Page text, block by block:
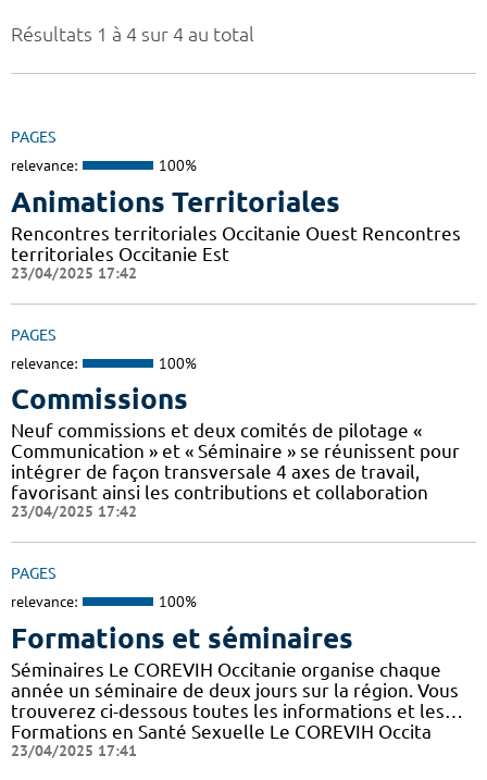
Résultats 1 à 4 sur 4 au total
PAGES
relevance: 100%
Animations Territoriales
Rencontres territoriales Occitanie Ouest Rencontres
territoriales Occitanie Est
23/04/2025 17:42
PAGES
relevance: 100%
Commissions
Neuf commissions et deux comités de pilotage «
Communication » et « Séminaire » se réunissent pour
intégrer de façon transversale 4 axes de travail,
favorisant ainsi les contributions et collaboration
23/04/2025 17:42
PAGES
relevance: 100%
Formations et séminaires
Séminaires Le COREVIH Occitanie organise chaque
année un séminaire de deux jours sur la région. Vous
trouverez ci-dessous toutes les informations et les…
Formations en Santé Sexuelle Le COREVIH Occita
23/04/2025 17:41